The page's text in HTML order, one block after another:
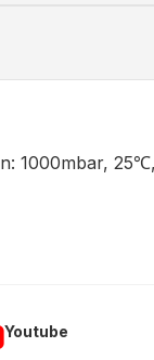
1000mbar,
Youtube